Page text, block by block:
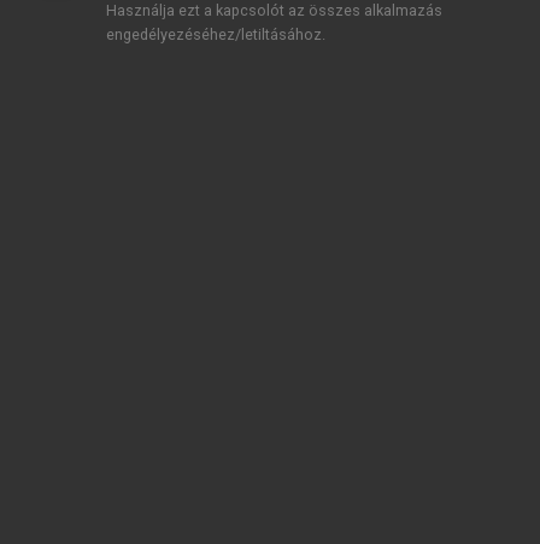
Használja ezt a kapcsolót az összes alkalmazás
engedélyezéséhez/letiltásához.